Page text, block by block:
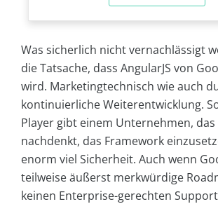
Was sicherlich nicht vernachlässigt
die Tatsache, dass AngularJS von
wird. Marketingtechnisch wie auch
kontinuierliche Weiterentwicklung.
Player gibt einem Unternehmen,
nachdenkt, das Framework
enorm viel Sicherheit. Auch wenn
teilweise äußerst merkwürdige
keinen Enterprise-gerechten